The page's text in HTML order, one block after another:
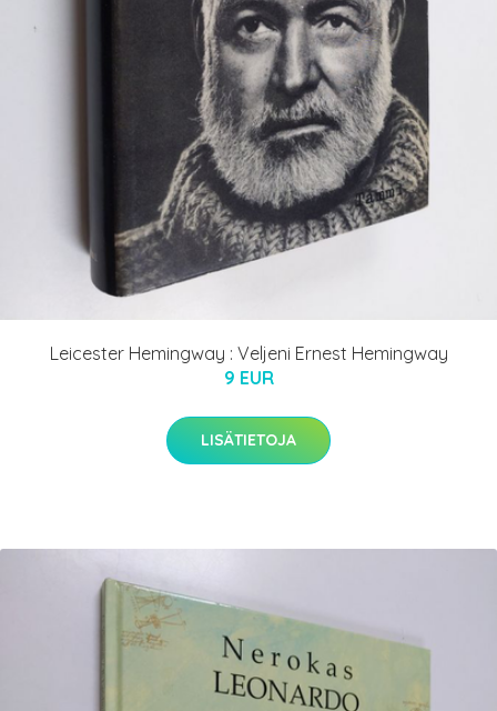
Leicester Hemingway : Veljeni Ernest Hemingway
9 EUR
LISÄTIETOJA